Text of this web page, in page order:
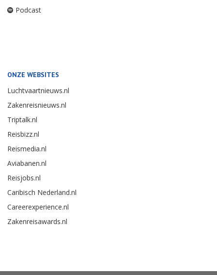
Podcast
ONZE WEBSITES
Luchtvaartnieuws.nl
Zakenreisnieuws.nl
Triptalk.nl
Reisbizz.nl
Reismedia.nl
Aviabanen.nl
Reisjobs.nl
Caribisch Nederland.nl
Careerexperience.nl
Zakenreisawards.nl